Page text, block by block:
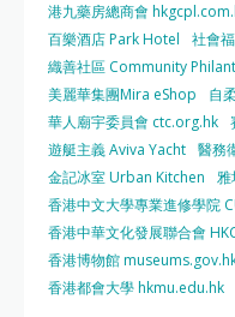
港九藥房總商會
百樂酒店 Park Hotel
社會
織善社區 Community
美麗華集團Mira eShop
自
華人廟宇委員會 ctc.org.hk
遊艇主義 Aviva Yacht 醫務
金記冰室 Urban Kitchen
香港中文大學專業進修學院
香港中華文化發展聯合會
香港博物館
香港都會大學 hkmu.edu.hk